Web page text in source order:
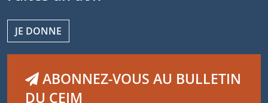
JE DONNE
ABONNEZ-VOUS AU BULLETIN
DU CEIM